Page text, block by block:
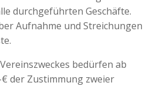
durchgeführten Geschäfte.
Aufnahme und Streichungen
bedürfen ab
der Zustimmung zweier